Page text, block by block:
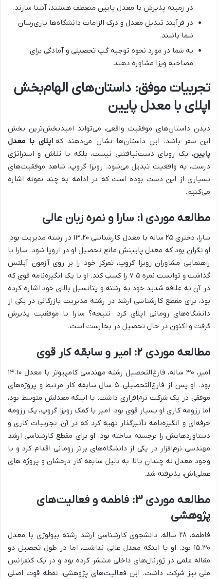
در زمینه پذیرش با معدل پایین منعطف هستند، آشنا سازند.
در فرآیند تبدیل معدل و درک الزامات دانشگاه‌ها یاری‌رسان
شما باشند.
به شما در مورد نحوه توجیه گپ تحصیلی و آمادگی برای
مصاحبه ویزا مشاوره دهند.
تجربیات موفق: داستان‌های الهام‌بخش
اپلای با معدل پایین
دیدن داستان‌های موفقیت واقعی، می‌تواند امیدبخش‌ترین بخش
این سفر باشد. این داستان‌ها نشان می‌دهند که اپلای با معدل
پایین، یک رویای دست‌نیافتنی نیست، بلکه با تلاش و استراتژی
درست، به واقعیت تبدیل می‌شود. رویزا گروپ، شاهد موفقیت‌های
بسیاری از این دست بوده است که در ادامه به چند نمونه اشاره
می‌کنیم.
مطالعه موردی ۱: سارا و نمره زبان عالی
سارا، دختری ۲۵ ساله با معدل کارشناسی ۱۳.۲۰ در رشته مدیریت بود.
او نگران بود که معدل پایینش مانع تحصیل او در اروپا شود. سارا با
راهنمایی مشاوران رویزا گروپ، تمرکز خود را بر روی آزمون آیلتس
گذاشت و توانست نمره ۷.۵ را کسب کند. او با یک انگیزه‌نامه قوی که
در آن به علاقه شدید خود به رشته و پتانسیل بالای خود اشاره کرده
بود، برای مقطع کارشناسی ارشد در رشته مدیریت بازرگانی در یکی از
دانشگاه‌های رومانی اپلای کرد. نتیجه؟ سارا با موفقیت پذیرش
گرفت و اکنون در حال تحصیل در بخارست است.
مطالعه موردی ۲: امیر و سابقه کار قوی
امیر، ۳۰ ساله، فارغ‌التحصیل رشته مهندسی کامپیوتر با معدل ۱۴.۱۰
بود. او پس از فارغ‌التحصیلی، ۵ سال سابقه کار مرتبط و پروژه‌های
موفقی در یک شرکت نرم‌افزاری داشت. با اینکه معدلش متوسط بود،
اما رزومه کاری او بسیار قوی بود. امیر با کمک رویزا گروپ، یک رزومه
حرفه‌ای و انگیزه‌نامه تأثیرگذار تهیه کرد که در آن، تجربیات کاری و
دستاوردهایش را برجسته ساخته بود. او برای مقطع کارشناسی ارشد
مهندسی نرم‌افزار در یکی از دانشگاه‌های برتر رومانی اقدام کرد و با
وجود معدل نه چندان بالا، به دلیل سابقه کار درخشان و پروژه های
عملی‌اش، پذیرفته شد.
مطالعه موردی ۳: فاطمه و فعالیت‌های
پژوهشی
فاطمه، ۲۸ ساله، دانشجوی کارشناسی ارشد رشته بیولوژی با معدل
۱۵.۳۰ بود. او با اینکه معدل عالی نداشت، اما در طول تحصیل دو
مقاله علمی در ژورنال‌های داخلی منتشر کرده بود و در یک کنفرانس
ملی نیز شرکت داشت. این فعالیت‌های پژوهشی، نقطه قوت اصلی